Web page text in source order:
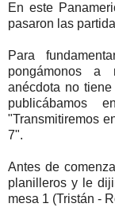
En este
pasaron las
Para
pongámonos a
anécdota no
publicábamos
"Transmitiremos
7".
Antes de
planilleros y le
mesa 1 (Tristán -